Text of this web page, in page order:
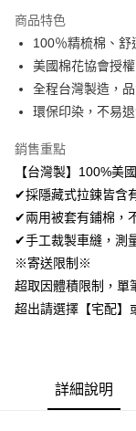
Apple Pay
悠遊付
Google Pay
AFTEE先享後付
相關說明
AFTEE先享後付是「
便利好安心！
１．簡單：不需註冊會
２．便利：只要手機
３．安心：先確認商品
１．於結帳方式選擇「
ATM／網路銀行／等
※ 請注意：結帳手續
購買商品的店家。未
ATM付款
運送方式
全家取貨付款
免運費
7-11取貨付款
每筆NT$60，滿
商品特色
100％精梳棉、舒
美國棉花協會授
全程台灣製造，
環保印染，不易
銷售重點
【台灣製】100%美
✔採隱藏式拉鍊皆含
✔兩用被套有鋪棉，
✔手工裁製車縫，測
※寄送限制※
超取因體積限制，單
超出請選擇【宅配】
詳細說明